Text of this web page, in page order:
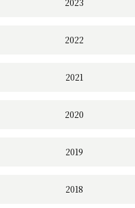
2023
2022
2021
2020
2019
2018